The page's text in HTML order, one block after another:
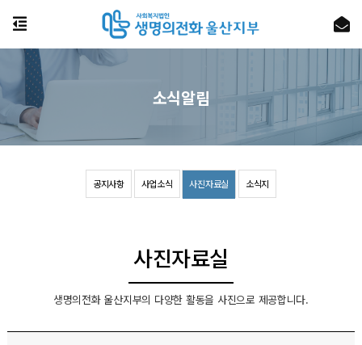
공지사항 사업소식 사진자료실 소식지
소식알림
사진자료실
생명의전화 울산지부의 다양한 활동을 사진으로 제공합니다.